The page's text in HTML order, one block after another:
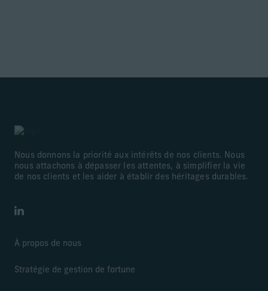
Nous donnons la priorité aux intérêts de nos clients. Nous
nous attachons à dépasser les attentes, à simplifier la vie
de nos clients et les aider à établir des héritages durables.
LinkedIn
À propos de nous
Stratégie de gestion de fortune